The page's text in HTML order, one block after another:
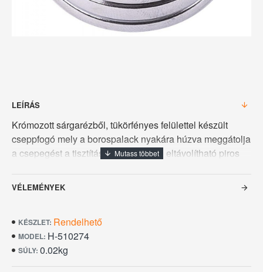
LEÍRÁS
Krómozott sárgarézből, tükörfényes felülettel készült
cseppfogó mely a borospalack nyakára húzva meggátolja
a csepegést a tisztítás miatt könnyen eltávolítható piros
magassága 2 cm.
VÉLEMÉNYEK
KÉSZLET: Rendelhető
MODEL: H-510274
SÚLY: 0.02kg